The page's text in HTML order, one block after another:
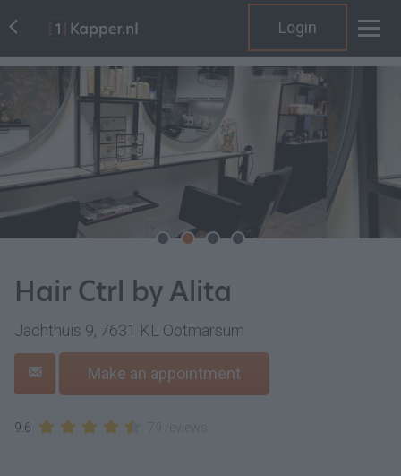
Login
Hair Ctrl by Alita
Jachthuis 9, 7631 KL Ootmarsum
Make an appointment
9.6